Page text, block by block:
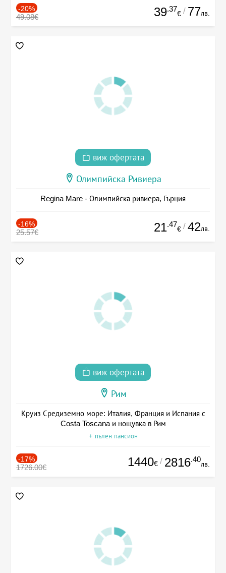
-20%
49.08€ 39.37
€ / 77лв.
виж офертата
Олимпийска Ривиера
Regina Mare - Олимпийска ривиера, Гърция
-16%
25.57€ 21.47
€ / 42лв.
виж офертата
Рим
Круиз Средиземно море: Италия, Франция и Испания с
Costa Toscana и нощувка в Рим
+ пълен пансион
-17%
1726.00€ 1440€ / 2816.40
лв.